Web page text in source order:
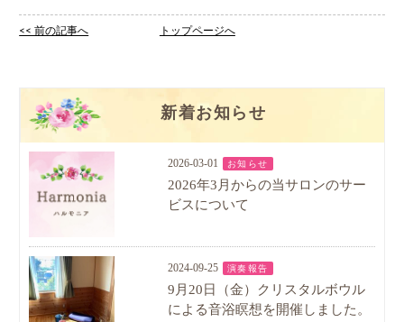
<< 前の記事へ トップページへ
新着お知らせ
2026-03-01 お知らせ
2026年3月からの当サロンのサー
ビスについて
2024-09-25 演奏報告
9月20日（金）クリスタルボウル
による音浴瞑想を開催しました。